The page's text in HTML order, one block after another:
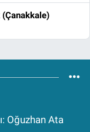
Oğuzhan Ata